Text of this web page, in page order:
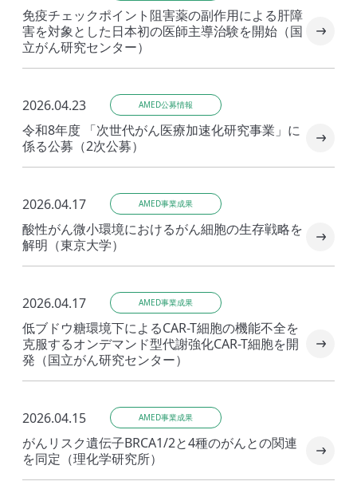
免疫チェックポイント阻害薬の副作用による肝障
害を対象とした日本初の医師主導治験を開始（国
立がん研究センター）
2026.04.23 AMED公募情報
令和8年度 「次世代がん医療加速化研究事業」に
係る公募（2次公募）
2026.04.17 AMED事業成果
酸性がん微小環境におけるがん細胞の生存戦略を
解明（東京大学）
2026.04.17 AMED事業成果
低ブドウ糖環境下によるCAR-T細胞の機能不全を
克服するオンデマンド型代謝強化CAR-T細胞を開
発（国立がん研究センター）
2026.04.15 AMED事業成果
がんリスク遺伝子BRCA1/2と4種のがんとの関連
を同定（理化学研究所）